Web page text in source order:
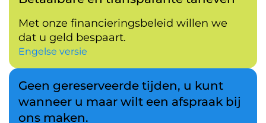
Met onze financieringsbeleid willen we
dat u geld bespaart.
Engelse versie
Geen gereserveerde tijden, u kunt
wanneer u maar wilt een afspraak bij
ons maken.